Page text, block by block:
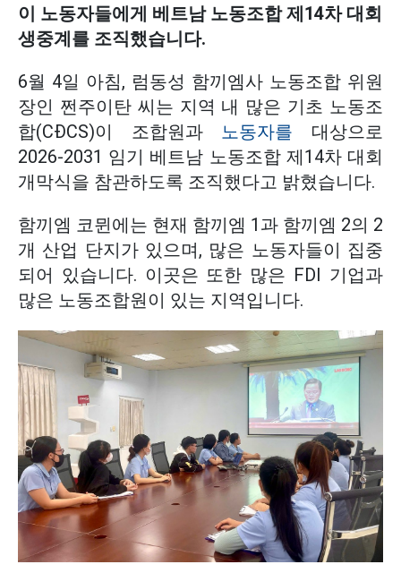
이 노동자들에게 베트남 노동조합 제14차 대회
생중계를 조직했습니다.
6월 4일 아침, 럼동성 함끼엠사 노동조합 위원
장인 쩐주이탄 씨는 지역 내 많은 기초 노동조
합(CĐCS)이 조합원과 노동자를 대상으로
2026-2031 임기 베트남 노동조합 제14차 대회
개막식을 참관하도록 조직했다고 밝혔습니다.
함끼엠 코뮌에는 현재 함끼엠 1과 함끼엠 2의 2
개 산업 단지가 있으며, 많은 노동자들이 집중
되어 있습니다. 이곳은 또한 많은 FDI 기업과
많은 노동조합원이 있는 지역입니다.